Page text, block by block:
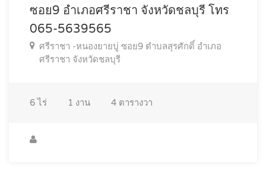
ซอย9 อำเภอศรีราชา จังหวัดชลบุรี โทร
065-5639565
ศรีราชา -หนองยายบู่ ซอย9 ตำบลสุรศักดิ์ อำเภอ
ศรีราชา จังหวัดชลบุรี
6ไร่ 1 งาน 4 ตารางวา